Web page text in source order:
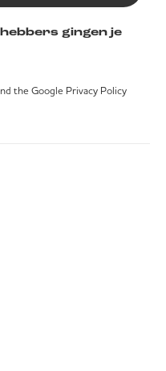
gingen je
the Google Privacy Policy